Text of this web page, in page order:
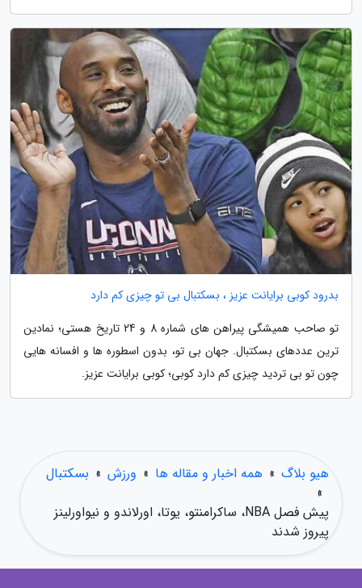
بدرود کوبی برایانت عزیز ، بسکتبال بی تو چیزی کم دارد
تو صاحب همیشگی پیراهن های شماره 8 و 24 تاریخ هستی؛ نمادین
ترین عددهای بسکتبال. جهان بی تو، بدون اسطوره ها و افسانه هایی
چون تو بی تردید چیزی کم دارد کوبی؛ کوبی برایانت عزیز.
هیو بلاگ » همه اخبار و مقاله ها » ورزش » بسکتبال
»
پیش فصل NBA، ساکرامنتو، یوتا، اورلاندو و نیواورلینز
پیروز شدند